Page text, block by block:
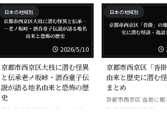
寺社と幹線道路が重なり合う一帯
として見えるだろう。だが、この
名はただの行政区画のラベルでは
ない。古い山裾の地形、湿った谷
間のあいだ人が集まり、去り、埋
め、祀ってきた痕跡を、静かに抱
え込んだ土地の名である。深草と
いう二字を、ただ柔らかい響きと
して受け取ると、足元に沈んだ歴
史を見落とす。…お気づきだろう
に寄り添う町の名とし
に穏やかにそこに置か
だが、この地名は、た
色だけで生まれたもの
沈み、城が築かれ、
人の往来と死が重なっ
である。淀という音に
「よどみ」を思わせる
る一方で、長い時間の
もった濁りもまた、濃
日本の地域別
2026/5/10
京都市西京区大枝に潜む怪異
と伝承――老ノ坂峠・酒呑童子伝
説が語る地名由来と恐怖の歴
史
導入 京都市西京区大枝。いま地
日本の地域別
京都市西京区「沓
由来と歴史に潜む
まとめ
京都市西京区 沓掛に眠
影 京都盆地の西端、山